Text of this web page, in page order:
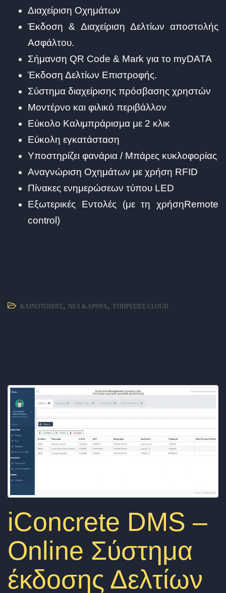
Διαχείριση Οχημάτων
Έκδοση & Διαχείριση Δελτίων αποστολής
Ασφάλτου.
Σήμανση QR Code & Mark για το myDATA
Έκδοση Δελτίων Επιστροφής.
Σύστημα διαχείρισης πρόσβασης χρηστών
Μοντέρνο και φιλικό περιβάλλον
Εύκολο Καλιμπράρισμα με 2 κλικ
Εύκολη εγκατάσταση
Υποστηρίζει φανάρια / Μπάρες κυκλοφορίας
Αναγνώριση Οχημάτων με χρήση RFID
Πίνακες ενημερώσεων τύπου LED
Εξωτερικές Εντολές (με τη χρήσηRemote
control)
ΚΑΙΝΟΤΟΜΊΕΣ, ΝΈΑ & ΆΡΘΡΑ, ΥΠΗΡΕΣΊΕΣ CLOUD
iConcrete DMS –
Online Σύστημα
έκδοσης Δελτίων